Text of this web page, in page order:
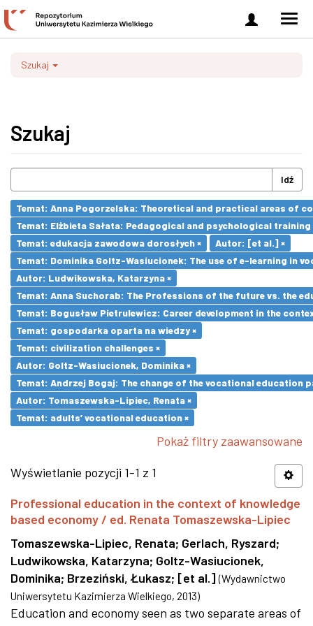
Zaloguj
się
Szukaj
Szukaj
Idź
Temat: Anna Pogorzelska: Theoretical and practical areas of
Temat: Elżbieta Sałata: Pedagogical and psychological
Temat: edukacja zawodowa dorosłych ×
Autor: [et al.] ×
Temat: Dominika Goltz-Wasiucionek: The use of e-learning in
Autor: Ludwikowska, Katarzyna ×
Temat: Anna Suchorab: The Professions of the future vs. the
Temat: Bogusław Pietrulewicz: Career development in the
Temat: gospodarka oparta na wiedzy ×
Temat: civilization challenges ×
Autor: Goltz-Wasiucionek, Dominika ×
Temat: Andrzej Bogaj: The change of the vocational education
Autor: Tomaszewska-Lipiec, Renata ×
Temat: adults’ vocational education ×
Pokaż filtry zaawansowane
Wyświetlanie pozycji 1-1 z 1
Professional education in the context of knowledge
based economy / ed. Renata Tomaszewska-Lipiec
Tomaszewska-Lipiec, Renata; Gerlach, Ryszard;
Ludwikowska, Katarzyna; Goltz-Wasiucionek,
Dominika; Brzeziński, Łukasz; [et al.] (Wydawnictwo
Uniwersytetu Kazimierza Wielkiego, 2013)
Education and economy seen as two separate areas of